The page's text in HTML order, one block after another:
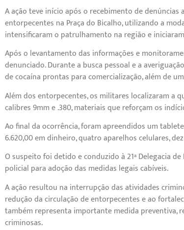
A ação teve início após o recebimento de
entorpecentes na Praça do Bicalho, utilizando a
intensificaram o patrulhamento na região e
Após o levantamento das informações e
denunciado. Durante a busca pessoal e a
de cocaína prontas para comercialização, além de
Além dos entorpecentes, os militares localizaram a
calibres 9mm e .380, materiais que reforçam os
Ao final da ocorrência, foram apreendidos um
6.620,00 em dinheiro, quatro aparelhos celulares,
O suspeito foi detido e conduzido à 21ª Delegacia
policial para adoção das medidas legais cabíveis.
A ação resultou na interrupção das atividades
redução da circulação de entorpecentes e ao
também representa importante medida preventiva,
criminosas.